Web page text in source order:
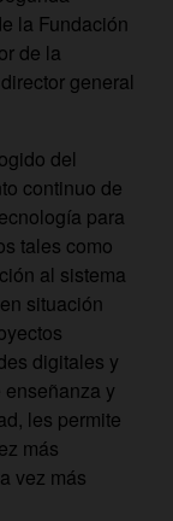
la Fundación
de la
general
del
continuo de
para
tales como
al sistema
situación
digitales y
y
les permite
más
vez más